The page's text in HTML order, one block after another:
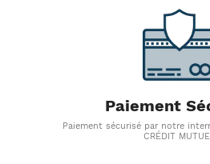
Paiement
Paiement sécurisé par notre
CRÉDIT